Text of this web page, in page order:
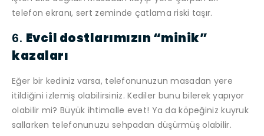
telefon ekranı, sert zeminde çatlama riski taşır.
6. Evcil dostlarımızın “minik”
kazaları
Eğer bir kediniz varsa, telefonunuzun masadan yere
itildiğini izlemiş olabilirsiniz. Kediler bunu bilerek yapıyor
olabilir mi? Büyük ihtimalle evet! Ya da köpeğiniz kuyruk
sallarken telefonunuzu sehpadan düşürmüş olabilir.